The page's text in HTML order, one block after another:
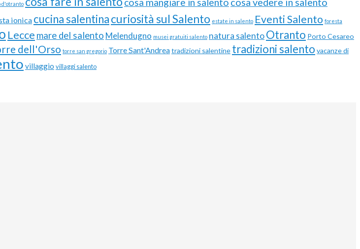
d'otranto cosa mangiare in salento
ionica cucina salentinacuriosità sul Salento estate in salento Eventi Salento foresta
Lecce mare del salento Melendugno musei gratuiti salento natura salentoOtranto Porto Cesareo
dell'Orso torre san gregorio Torre Sant'Andreatradizioni salentine tradizioni salento vacanze di
villaggio villaggi salento